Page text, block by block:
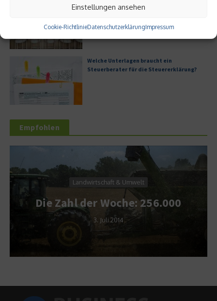
Einstellungen ansehen
Cookie-RichtlinieDatenschutzerklärungImpressum
Digitale Transformation in kleinen
Unternehmen
Welche Unterlagen braucht ein
Steuerberater für die Steuererklärung?
Empfohlen
Landwirtschaft & Umwelt
Die Zahl der Woche: 256.000
3. Juli 2014